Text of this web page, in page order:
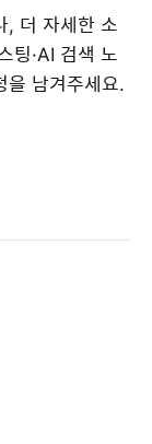
, 더 자세한 소
팅·AI 검색 노
을 남겨주세요.